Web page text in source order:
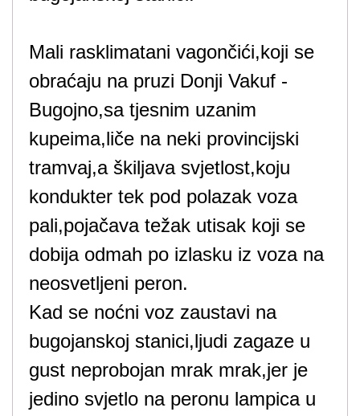
Mali rasklimatani vagončići,koji se
obraćaju na pruzi Donji Vakuf -
Bugojno,sa tjesnim uzanim
kupeima,liče na neki provincijski
tramvaj,a škiljava svjetlost,koju
kondukter tek pod polazak voza
pali,pojačava težak utisak koji se
dobija odmah po izlasku iz voza na
neosvetljeni peron.
Kad se noćni voz zaustavi na
bugojanskoj stanici,ljudi zagaze u
gust neprobojan mrak mrak,jer je
jedino svjetlo na peronu lampica u